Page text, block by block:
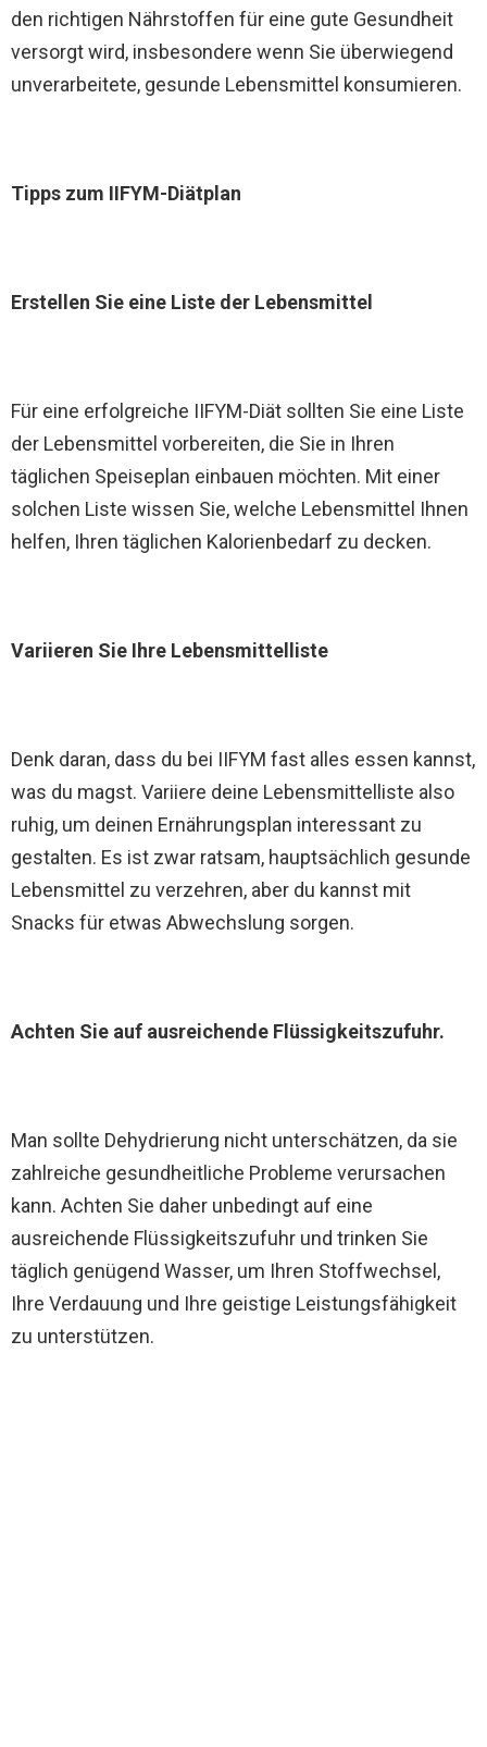
den richtigen Nährstoffen für eine gute Gesundheit
versorgt wird, insbesondere wenn Sie überwiegend
unverarbeitete, gesunde Lebensmittel konsumieren.
Tipps zum IIFYM-Diätplan
Erstellen Sie eine Liste der Lebensmittel
Für eine erfolgreiche IIFYM-Diät sollten Sie eine Liste
der Lebensmittel vorbereiten, die Sie in Ihren
täglichen Speiseplan einbauen möchten. Mit einer
solchen Liste wissen Sie, welche Lebensmittel Ihnen
helfen, Ihren täglichen Kalorienbedarf zu decken.
Variieren Sie Ihre Lebensmittelliste
Denk daran, dass du bei IIFYM fast alles essen kannst,
was du magst. Variiere deine Lebensmittelliste also
ruhig, um deinen Ernährungsplan interessant zu
gestalten. Es ist zwar ratsam, hauptsächlich gesunde
Lebensmittel zu verzehren, aber du kannst mit
Snacks für etwas Abwechslung sorgen.
Achten Sie auf ausreichende Flüssigkeitszufuhr.
Man sollte Dehydrierung nicht unterschätzen, da sie
zahlreiche gesundheitliche Probleme verursachen
kann. Achten Sie daher unbedingt auf eine
ausreichende Flüssigkeitszufuhr und trinken Sie
täglich genügend Wasser, um Ihren Stoffwechsel,
Ihre Verdauung und Ihre geistige Leistungsfähigkeit
zu unterstützen.